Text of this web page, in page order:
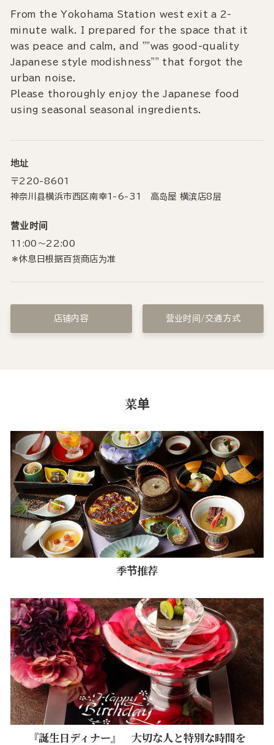
From the Yokohama Station west exit a 2-
minute walk. I prepared for the space that it
was peace and calm, and ""was good-quality
Japanese style modishness"" that forgot the
urban noise.
Please thoroughly enjoy the Japanese food
using seasonal seasonal ingredients.
地址
〒220-8601
神奈川县横浜市西区南幸1-6-31 高岛屋 横滨店8层
营业时间
11:00～22:00
＊休息日根据百货商店为准
店铺内容 营业时间/交通方式
菜单
季节推荐
『誕生日ディナー』 大切な人と特別な時間を